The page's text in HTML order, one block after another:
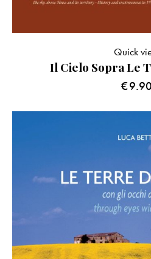
Il Cielo Sopra Le
€9.90
Quick